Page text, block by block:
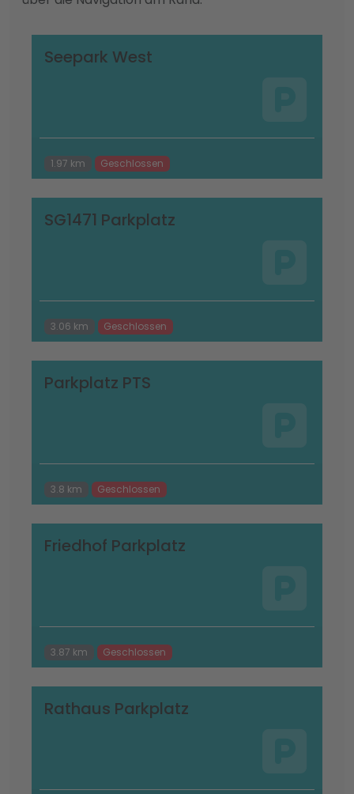
Seepark West
1.97 km Geschlossen
SG1471 Parkplatz
3.06 km Geschlossen
Parkplatz PTS
3.8 km Geschlossen
Friedhof Parkplatz
3.87 km Geschlossen
Rathaus Parkplatz